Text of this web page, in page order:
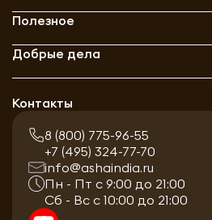
Полезное
Добрые дела
Контакты
8 (800) 775-96-55
+7 (495) 324-77-70
info@ashaindia.ru
Пн - Пт с 9:00 до 21:00
Сб - Вс с 10:00 до 21:00